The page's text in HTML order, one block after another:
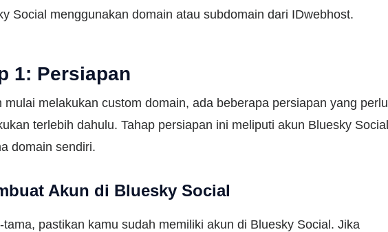
Social menggunakan domain atau subdomain dari IDwebhost.
1: Persiapan
mulai melakukan custom domain, ada beberapa persiapan yang perlu
terlebih dahulu. Tahap persiapan ini meliputi akun Bluesky Social
domain sendiri.
Akun di Bluesky Social
tama, pastikan kamu sudah memiliki akun di Bluesky Social. Jika